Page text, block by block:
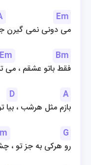
Em
می دونی نمی گیرن
Em
Bm
فقط باتو عشقم ، می
D
A
بازم مثل هرشب ، بیا
G
رو هرکی به جز تو ،